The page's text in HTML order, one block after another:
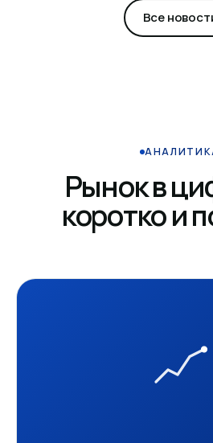
Все
Рынок в
коротко и